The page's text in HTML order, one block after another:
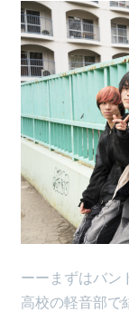
ーーまずはバン
高校の軽音部で